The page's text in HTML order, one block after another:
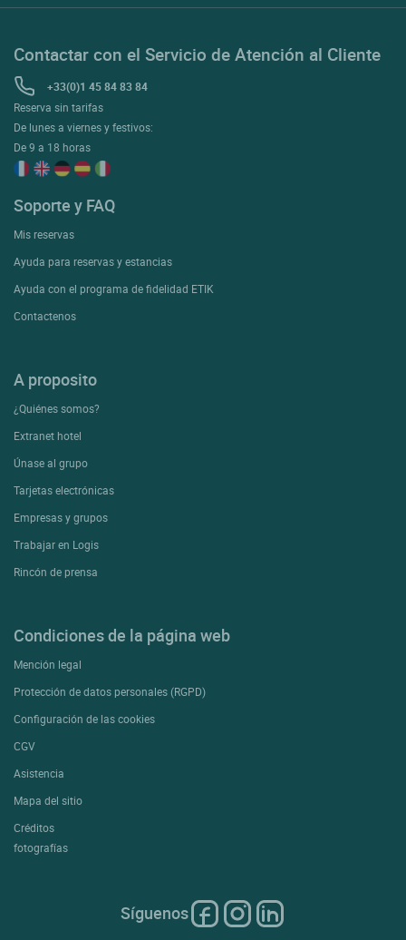
Contactar con el Servicio de Atención al Cliente
+33(0)1 45 84 83 84
Reserva sin tarifas
De lunes a viernes y festivos:
De 9 a 18 horas
Soporte y FAQ
Mis reservas
Ayuda para reservas y estancias
Ayuda con el programa de fidelidad ETIK
Contactenos
A proposito
¿Quiénes somos?
Extranet hotel
Únase al grupo
Tarjetas electrónicas
Empresas y grupos
Trabajar en Logis
Rincón de prensa
Condiciones de la página web
Mención legal
Protección de datos personales (RGPD)
Configuración de las cookies
CGV
Asistencia
Mapa del sitio
Créditos
fotografías
Síguenos